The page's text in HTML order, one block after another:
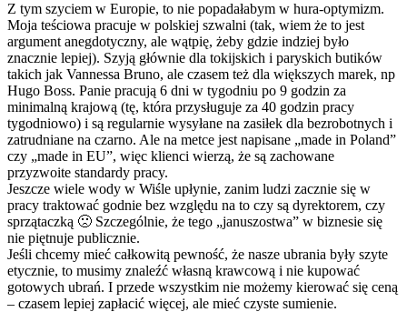
Z tym szyciem w Europie, to nie popadałabym w hura-optymizm.
Moja teściowa pracuje w polskiej szwalni (tak, wiem że to jest
argument anegdotyczny, ale wątpię, żeby gdzie indziej było
znacznie lepiej). Szyją głównie dla tokijskich i paryskich butików
takich jak Vannessa Bruno, ale czasem też dla większych marek, np
Hugo Boss. Panie pracują 6 dni w tygodniu po 9 godzin za
minimalną krajową (tę, która przysługuje za 40 godzin pracy
tygodniowo) i są regularnie wysyłane na zasiłek dla bezrobotnych i
zatrudniane na czarno. Ale na metce jest napisane „made in Poland”
czy „made in EU”, więc klienci wierzą, że są zachowane
przyzwoite standardy pracy.
Jeszcze wiele wody w Wiśle upłynie, zanim ludzi zacznie się w
pracy traktować godnie bez względu na to czy są dyrektorem, czy
sprzątaczką 🙁 Szczególnie, że tego „januszostwa” w biznesie się
nie piętnuje publicznie.
Jeśli chcemy mieć całkowitą pewność, że nasze ubrania były szyte
etycznie, to musimy znaleźć własną krawcową i nie kupować
gotowych ubrań. I przede wszystkim nie możemy kierować się ceną
– czasem lepiej zapłacić więcej, ale mieć czyste sumienie.